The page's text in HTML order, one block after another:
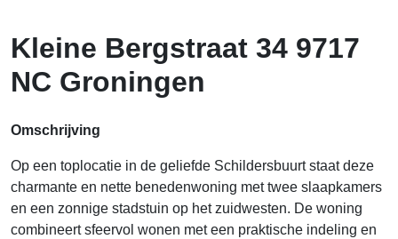
Kleine Bergstraat 34 9717
NC Groningen
Omschrijving
Op een toplocatie in de geliefde Schildersbuurt staat deze
charmante en nette benedenwoning met twee slaapkamers
en een zonnige stadstuin op het zuidwesten. De woning
combineert sfeervol wonen met een praktische indeling en